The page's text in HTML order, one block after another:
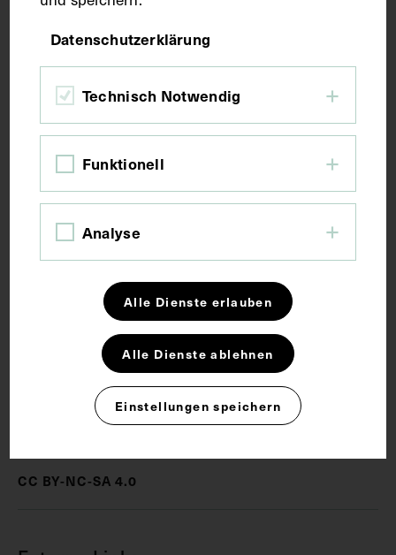
Bildmaß 21,2 x 13,2 cm
Kurzbeschreibung
angefertigt.
Schlagwörter
Chirurg Hochschullehrer
CC BY-NC-SA 4.0
Datenschutzerklärung
Technisch Notwendig
Funktionell
Analyse
Alle Dienste erlauben
Alle Dienste ablehnen
Einstellungen speichern